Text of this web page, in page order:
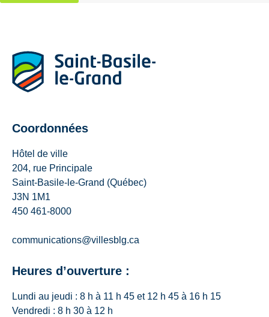
Coordonnées
Hôtel de ville
204, rue Principale
Saint-Basile-le-Grand (Québec)
J3N 1M1
450 461-8000
communications@villesblg.ca
Heures d’ouverture :
Lundi au jeudi : 8 h à 11 h 45 et 12 h 45 à 16 h 15
Vendredi : 8 h 30 à 12 h